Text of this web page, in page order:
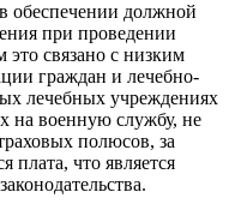
обеспечении должной
при проведении
связано с низким
граждан и лечебно-
лечебных учреждениях
на военную службу, не
полюсов, за
плата, что является